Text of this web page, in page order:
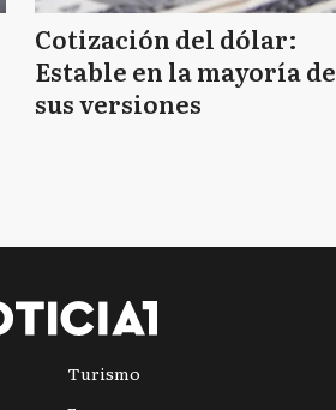
Cotización del dólar:
Estable en la mayoría de
sus versiones
Turismo